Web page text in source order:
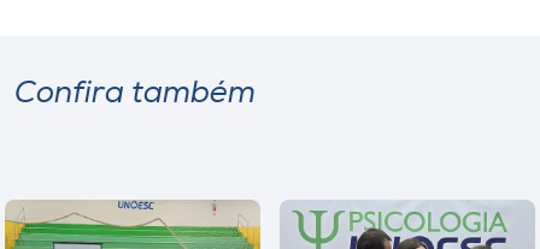
Confira também